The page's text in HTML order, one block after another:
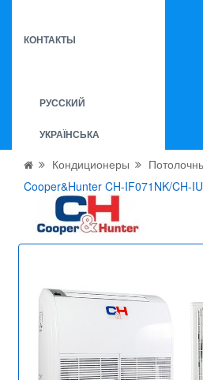
КОНТАКТЫ
РУССКИЙ
УКРАЇНСЬКА
Кондиционеры
Cooper&Hunter CH-IF071NK/CH-